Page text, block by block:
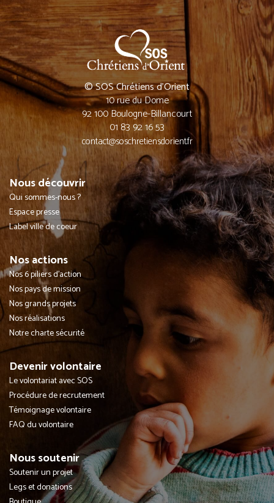
© SOS Chrétiens d’Orient
10 rue du Dome
92 100 Boulogne-Billancourt
01 83 92 16 53
contact@soschretiensdorient.fr
Nous découvrir
Qui sommes-nous ?
Espace presse
Label ville de coeur
Nos actions
Nos 6 piliers d'action
Nos pays de mission
Nos grands projets
Nos réalisations
Notre charte sécurité
Devenir volontaire
Le volontariat avec SOS
Procédure de recrutement
Témoignage volontaire
FAQ du volontaire
Nous soutenir
Soutenir un projet
Legs et donations